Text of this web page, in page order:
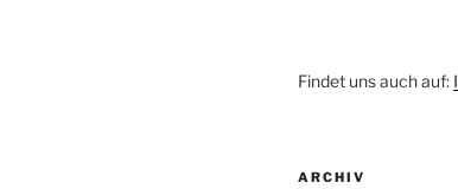
Findet uns auch auf:
ARCHIV